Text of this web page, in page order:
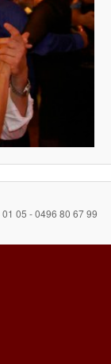
05 - 0496 80 67 99